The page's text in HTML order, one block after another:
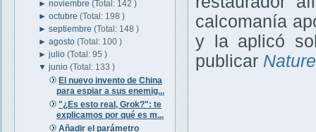
►noviembre(Total: 142 )
►octubre(Total: 198 )
►septiembre(Total: 148 )
►agosto(Total: 100 )
►julio(Total: 95 )
▼junio(Total: 133 )
El nuevo invento de China
para espiar a sus enemig...
"¿Es esto real, Grok?": te
explicamos por qué es m...
Añadir el parámetro
calcomanía
y la aplicó
publicar Nature